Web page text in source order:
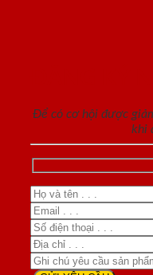
Để có cơ hội được
khi